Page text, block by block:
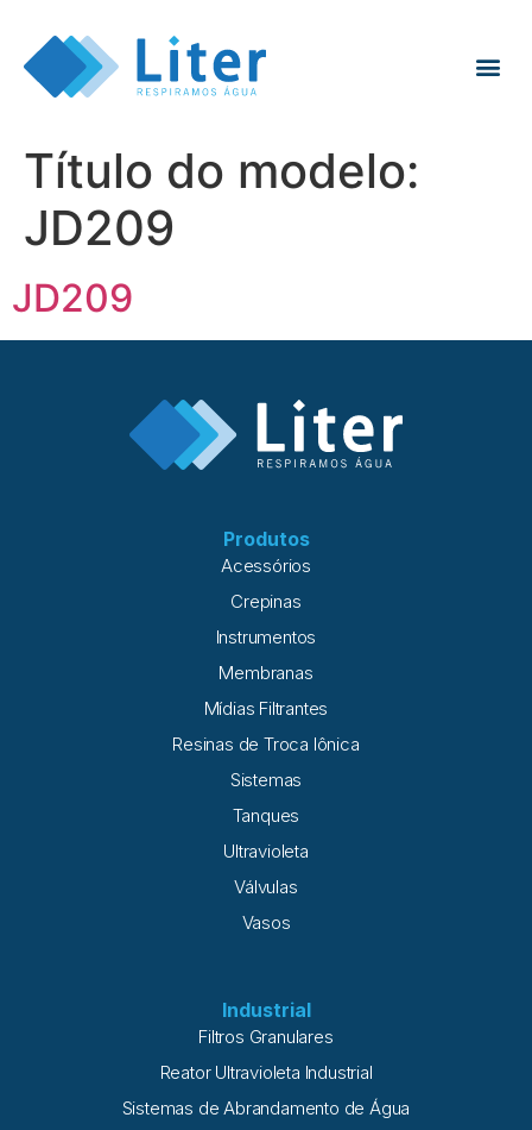
Título do modelo:
JD209
JD209
Produtos
Acessórios
Crepinas
Instrumentos
Membranas
Mídias Filtrantes
Resinas de Troca Iônica
Sistemas
Tanques
Ultravioleta
Válvulas
Vasos
Industrial
Filtros Granulares
Reator Ultravioleta Industrial
Sistemas de Abrandamento de Água